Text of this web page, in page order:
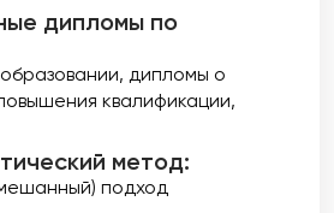
дипломы по
дипломы о
квалификации
метод:
подход